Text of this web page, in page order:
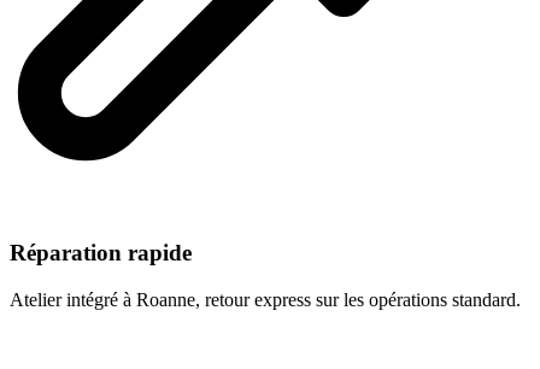
Réparation rapide
Atelier intégré à Roanne, retour express sur les opérations standard.